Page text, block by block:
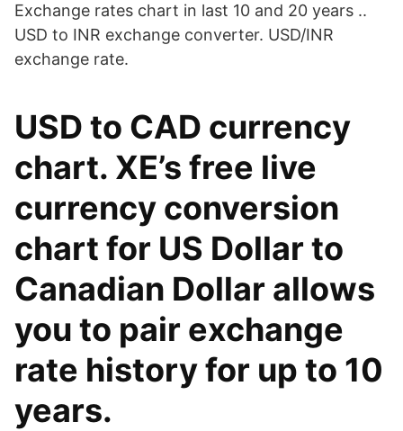
Exchange rates chart in last 10 and 20 years ..
USD to INR exchange converter. USD/INR
exchange rate.
USD to CAD currency
chart. XE’s free live
currency conversion
chart for US Dollar to
Canadian Dollar allows
you to pair exchange
rate history for up to 10
years.